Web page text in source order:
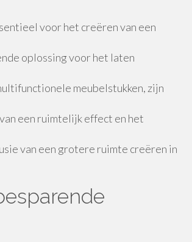
voor het creëren van een
oplossing voor het laten
meubelstukken, zijn
een ruimtelijk effect en het
van een grotere ruimte creëren in